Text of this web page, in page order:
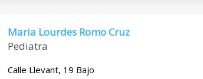
Maria Lourdes Romo Cruz
Pediatra
Calle Llevant, 19 Bajo